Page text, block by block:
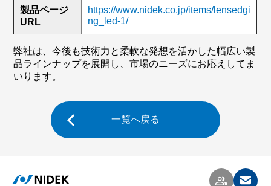
製品ページ
URL
https://www.nidek.co.jp/items/lensedgi
ng_led-1/
弊社は、今後も技術力と柔軟な発想を活かした幅広い製
品ラインナップを展開し、市場のニーズにお応えしてま
いります。
一覧へ戻る